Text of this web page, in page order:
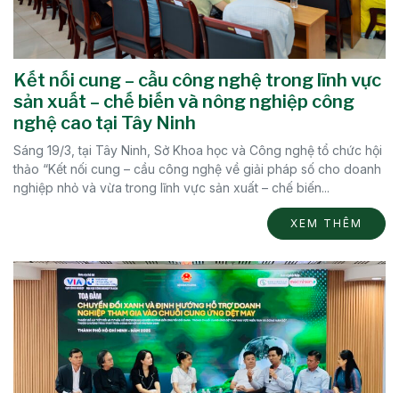
Kết nối cung – cầu công nghệ trong lĩnh vực
sản xuất – chế biến và nông nghiệp công
nghệ cao tại Tây Ninh
Sáng 19/3, tại Tây Ninh, Sở Khoa học và Công nghệ tổ chức hội
thảo “Kết nối cung – cầu công nghệ về giải pháp số cho doanh
nghiệp nhỏ và vừa trong lĩnh vực sản xuất – chế biến...
XEM THÊM